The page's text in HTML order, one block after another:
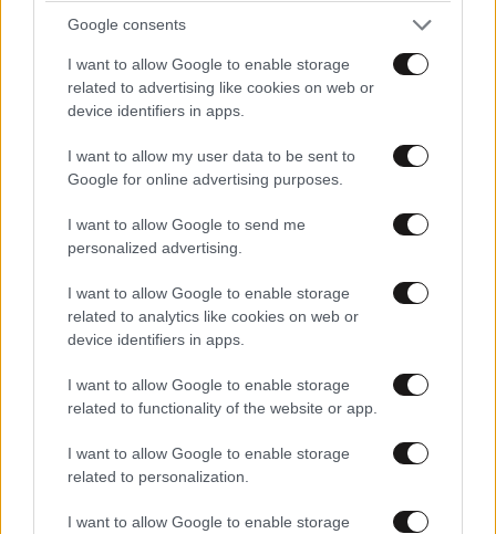
Google consents
I want to allow Google to enable storage
related to advertising like cookies on web or
device identifiers in apps.
I want to allow my user data to be sent to
Google for online advertising purposes.
I want to allow Google to send me
personalized advertising.
I want to allow Google to enable storage
related to analytics like cookies on web or
device identifiers in apps.
I want to allow Google to enable storage
related to functionality of the website or app.
I want to allow Google to enable storage
related to personalization.
I want to allow Google to enable storage